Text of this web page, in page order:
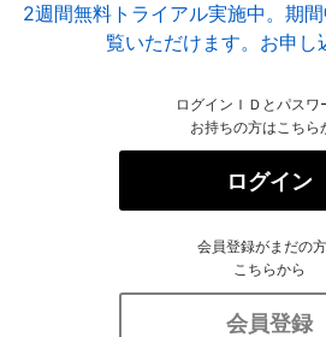
2週間無料トライアル実施中。期
覧いただけます。お申し
ログインＩＤとパスワ
お持ちの方はこちら
ログイン
会員登録がまだの
こちらから
会員登録